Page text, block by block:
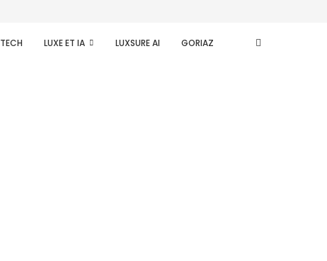
TECH LUXE ET IA LUXSURE AI GORIAZ